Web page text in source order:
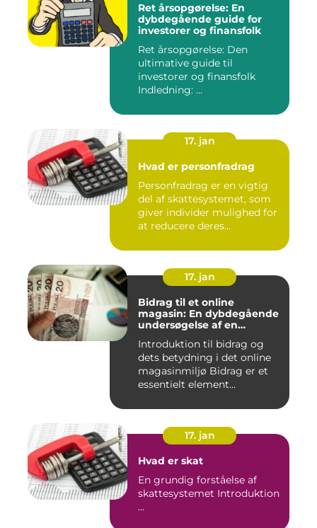
Ret årsopgørelse: En
dybdegående guide for
investorer og finansfolk
Ret årsopgørelse: Den
ultimative guide til
investorer og finansfolk
Indledning: ...
17. jan
Hvad er personfradrag
Personfradrag er en vigtig
del af skattesystemet, som
giver individer mulighed for
at reducere deres...
17. jan
Bidrag til et online
magasin: En dybdegående
undersøgelse af en
udgivelser
Introduktion til bidrag og
dets betydning i det online
magasinmiljø Bidrag er et
essentielt element...
17. jan
Hvad er skat
En grundig forståelse af
skattesystemet Introduktion
...